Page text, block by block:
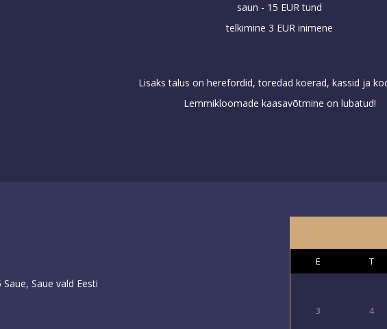
saun - 15 EUR tund
telkimine 3 EUR inimene
Lisaks talus on herefordid, toredad koerad, kassid ja
Lemmikloomade kaasavõtmine on lubatud!
Saue vald Eesti
E T
3
4